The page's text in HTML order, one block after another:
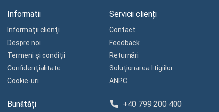
Informatii
Informaţii clienţi
Despre noi
Termeni și condiții
Confidenţialitate
Cookie-uri
Servicii clienți
Contact
Feedback
Returnări
Soluționarea litigiilor
ANPC
Bunătăți +40 799 200 400